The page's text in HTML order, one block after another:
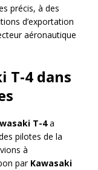
précis, à des
d’exportation
aéronautique
T-4 dans
T-4a
pilotes de la
à
par Kawasaki